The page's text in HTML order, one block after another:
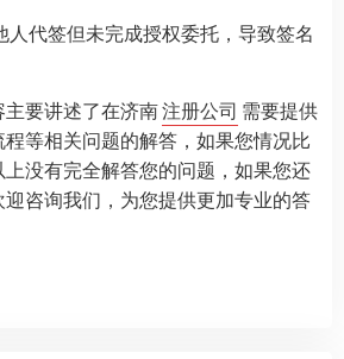
人代签但未完成授权委托，导致签名
要讲述了在济南注册公司 需要提供
等相关问题的解答，如果您情况比
没有完全解答您的问题，如果您还
咨询我们，为您提供更加专业的答